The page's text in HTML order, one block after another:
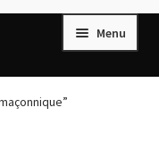
Menu